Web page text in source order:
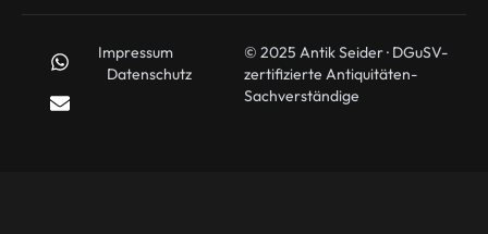
Impressum
Datenschutz
© 2025 Antik Seider · DGuSV-
zertifizierte Antiquitäten-
Sachverständige